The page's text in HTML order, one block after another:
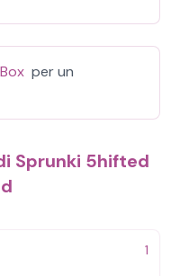
per un
Sprunki 5hifted
1